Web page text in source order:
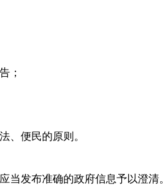
；
、便民的原则。
当发布准确的政府信息予以澄清。